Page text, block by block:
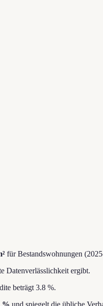
für Bestandswohnungen
Datenverlässlichkeit ergibt.
beträgt 3.8 %.
% und spiegelt die übliche